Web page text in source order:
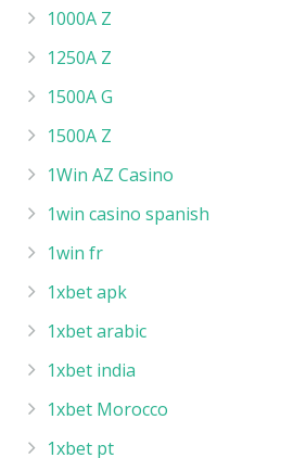
1000A Z
1250A Z
1500A G
1500A Z
1Win AZ Casino
1win casino spanish
1win fr
1xbet apk
1xbet arabic
1xbet india
1xbet Morocco
1xbet pt